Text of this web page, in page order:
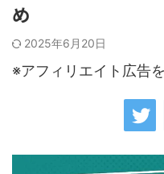
め
2025年6月20日
※アフィリエイト広告